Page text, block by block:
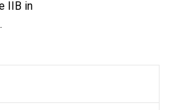
IIB in